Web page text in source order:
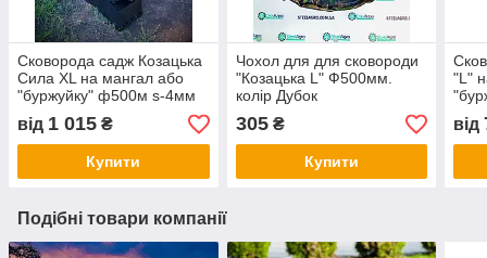
Сковорода садж Козацька
Сила XL на мангал або
"буржуйку" ф500м s-4мм
від 1 015 ₴
Купити
Чохол для для сковороди
"Козацька L" Ф500мм.
колір Дубок
305₴
Купити
"L"
від
Подібні товари компанії